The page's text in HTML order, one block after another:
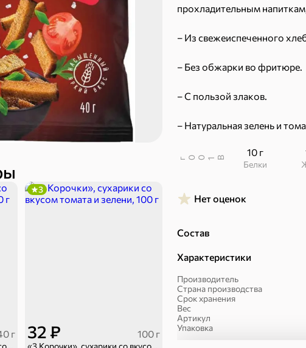
г
«3 Корочки», сухарики со вкусом томата и зелени, 40 г
32 ₽ 100 г
«3 Корочки», сухарики со вкусом томата и зелени, 100 г
3
прохладительным
– Из свежеиспеченного
– Без обжарки во фритюре.
– С пользой злаков.
– Натуральная зелень и
В
1 00
г
10 г
Белки
Нет оценок
Состав
Характеристики
Производитель
Страна производства
Срок хранения
Вес
Артикул
Упаковка
70 г 43,7 ₽ 40 г
В корзину
7,2 ₽
В
и десерты
Ирис, гематоген Печенье
Торты, рулеты, кексы